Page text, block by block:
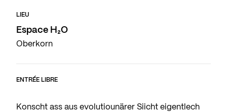
LIEU
Espace H₂O
Oberkorn
ENTRÉE LIBRE
Konscht ass aus evolutiounärer Siicht eigentlech